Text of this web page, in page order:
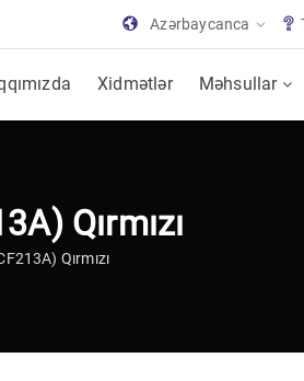
Azərbaycanca
Xidmətlər Məhsullar
Qırmızı
Qırmızı